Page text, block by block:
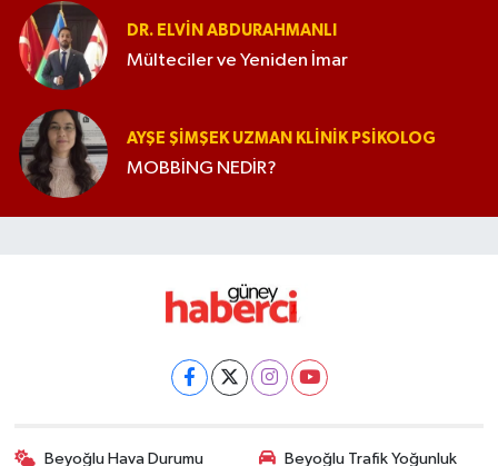
DR. ELVIN ABDURAHMANLI
Mülteciler ve Yeniden İmar
AYŞE ŞIMŞEK UZMAN KLINIK PSIKOLOG
MOBBİNG NEDİR?
Beyoğlu Hava Durumu Beyoğlu Trafik Yoğunluk